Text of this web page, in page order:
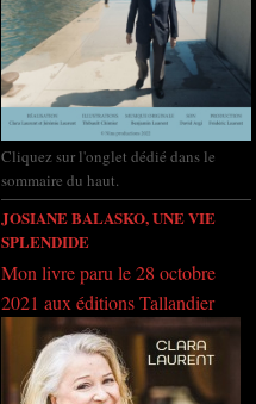
Cliquez sur l'onglet dédié dans le
sommaire du haut.
JOSIANE BALASKO, UNE VIE
SPLENDIDE
Mon livre paru le 28 octobre
2021 aux éditions Tallandier